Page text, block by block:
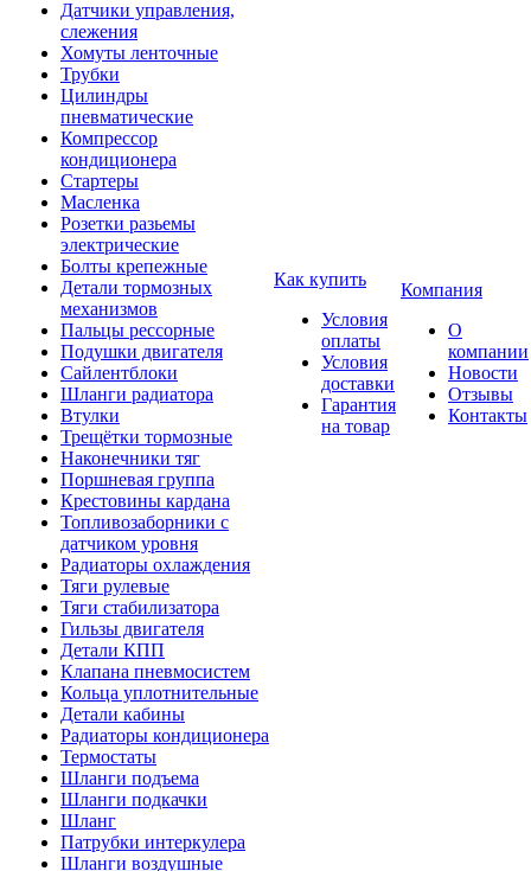
Датчики управления,
слежения
Хомуты ленточные
Трубки
Цилиндры
пневматические
Компрессор
кондиционера
Стартеры
Масленка
Розетки разьемы
электрические
Болты крепежные
Детали тормозных
механизмов
Пальцы рессорные
Подушки двигателя
Сайлентблоки
Шланги радиатора
Втулки
Трещётки тормозные
Наконечники тяг
Поршневая группа
Крестовины кардана
Топливозаборники с
датчиком уровня
Радиаторы охлаждения
Тяги рулевые
Тяги стабилизатора
Гильзы двигателя
Детали КПП
Клапана пневмосистем
Кольца уплотнительные
Детали кабины
Радиаторы кондиционера
Термостаты
Шланги подъема
Шланги подкачки
Шланг
Патрубки интеркулера
Шланги воздушные
Как купить
Условия
оплаты
Условия
доставки
Гарантия
на товар
Компания
О
компании
Новости
Отзывы
Контакты